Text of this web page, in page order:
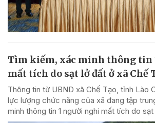
Tìm kiếm, xác minh thông tin
mất tích do sạt lở đất ở xã Chế
Thông tin từ UBND xã Chế Tạo, tỉnh Lào
lực lượng chức năng của xã đang tập
minh thông tin 1 người nghi mất tích do